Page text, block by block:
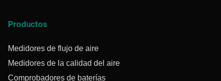
Productos
Medidores de flujo de aire
Medidores de la calidad del aire
Comprobadores de baterías